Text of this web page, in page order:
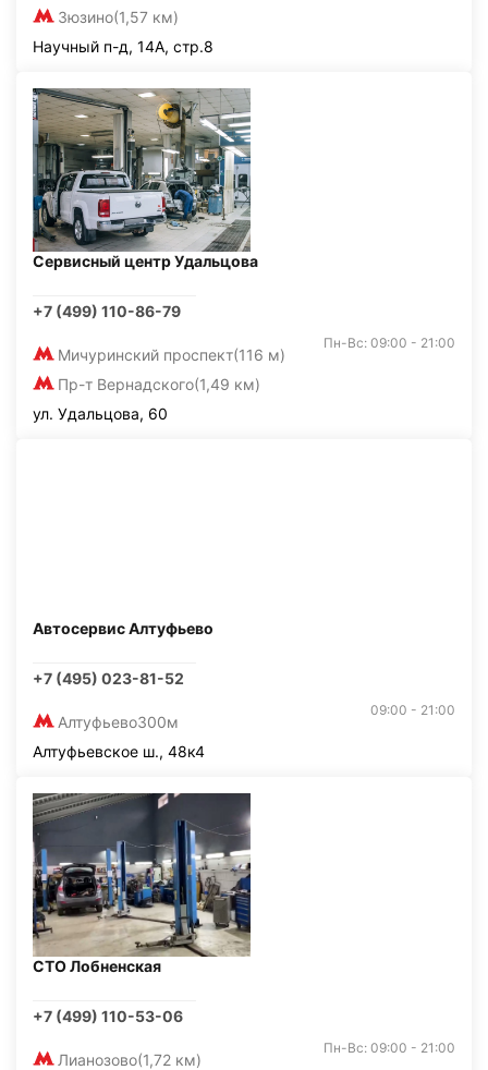
Зюзино(1,57 км)
Научный п-д, 14А, стр.8
Сервисный центр Удальцова
+7 (499) 110-86-79
Мичуринский проспект(116 м)
Пр-т Вернадского(1,49 км)
Пн-Вс: 09:00 - 21:00
ул. Удальцова, 60
Автосервис Алтуфьево
+7 (495) 023-81-52
Алтуфьево300м
09:00 - 21:00
Алтуфьевское ш., 48к4
СТО Лобненская
+7 (499) 110-53-06
Лианозово(1,72 км)
Пн-Вс: 09:00 - 21:00